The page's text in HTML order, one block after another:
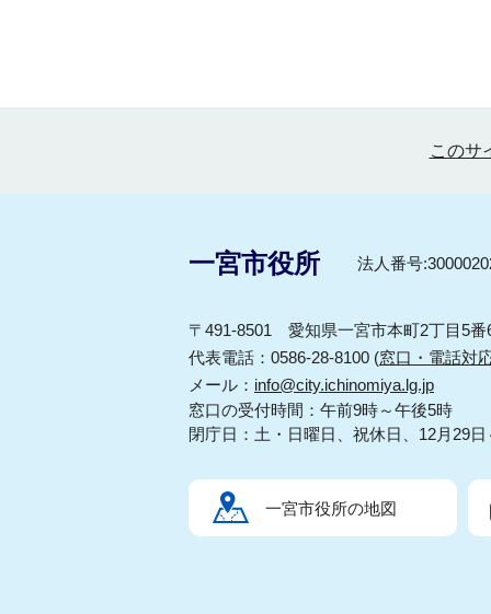
このサ
一宮市役所 法人番号
〒491-8501 愛知県一宮市本町2丁目5番
代表電話：0586-28-8100 (窓口・電話対
メール： info@city.ichinomiya.lg.jp
窓口の受付時間：午前9時～午後5時
閉庁日：土・日曜日、祝休日、12月29日
一宮市役所の地図